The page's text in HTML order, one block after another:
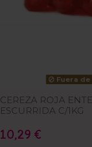
Fuera de
CEREZA ROJA
ESCURRIDA C/1KG
10,29 €